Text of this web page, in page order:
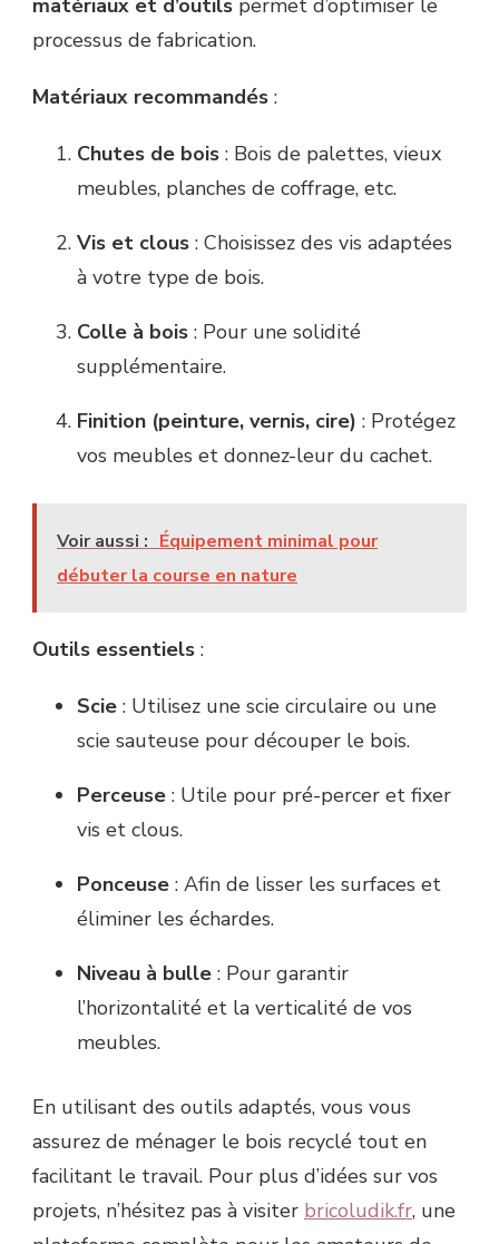
processus de fabrication.
Matériaux recommandés :
Chutes de bois : Bois de palettes, vieux
meubles, planches de coffrage, etc.
Vis et clous : Choisissez des vis adaptées
à votre type de bois.
Colle à bois : Pour une solidité
supplémentaire.
Finition (peinture, vernis, cire) : Protégez
vos meubles et donnez-leur du cachet.
Voir aussi : Équipement minimal pour
débuter la course en nature
Outils essentiels :
Scie : Utilisez une scie circulaire ou une
scie sauteuse pour découper le bois.
Perceuse : Utile pour pré-percer et fixer
vis et clous.
Ponceuse : Afin de lisser les surfaces et
éliminer les échardes.
Niveau à bulle : Pour garantir
l’horizontalité et la verticalité de vos
meubles.
En utilisant des outils adaptés, vous vous
assurez de ménager le bois recyclé tout en
facilitant le travail. Pour plus d’idées sur vos
projets, n’hésitez pas à visiter bricoludik.fr, une